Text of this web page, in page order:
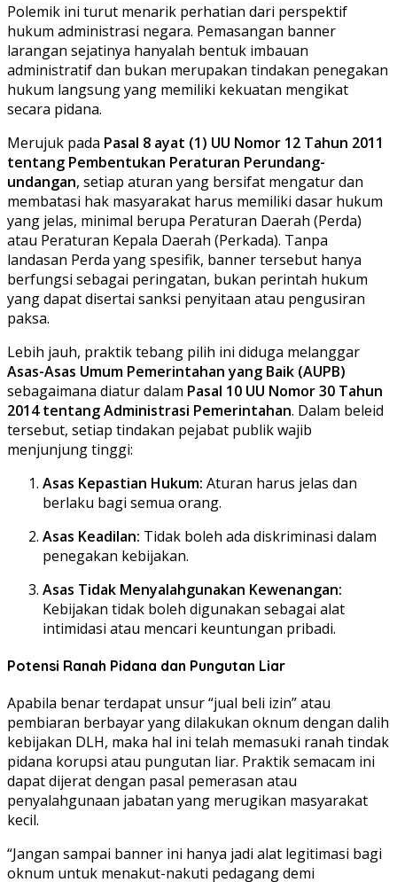
Polemik ini turut menarik perhatian dari perspektif
hukum administrasi negara. Pemasangan banner
larangan sejatinya hanyalah bentuk imbauan
administratif dan bukan merupakan tindakan penegakan
hukum langsung yang memiliki kekuatan mengikat
secara pidana.
Merujuk pada Pasal 8 ayat (1) UU Nomor 12 Tahun 2011
tentang Pembentukan Peraturan Perundang-
undangan, setiap aturan yang bersifat mengatur dan
membatasi hak masyarakat harus memiliki dasar hukum
yang jelas, minimal berupa Peraturan Daerah (Perda)
atau Peraturan Kepala Daerah (Perkada). Tanpa
landasan Perda yang spesifik, banner tersebut hanya
berfungsi sebagai peringatan, bukan perintah hukum
yang dapat disertai sanksi penyitaan atau pengusiran
paksa.
Lebih jauh, praktik tebang pilih ini diduga melanggar
Asas-Asas Umum Pemerintahan yang Baik (AUPB)
sebagaimana diatur dalam Pasal 10 UU Nomor 30 Tahun
2014 tentang Administrasi Pemerintahan. Dalam beleid
tersebut, setiap tindakan pejabat publik wajib
menjunjung tinggi:
Asas Kepastian Hukum: Aturan harus jelas dan
berlaku bagi semua orang.
Asas Keadilan: Tidak boleh ada diskriminasi dalam
penegakan kebijakan.
Asas Tidak Menyalahgunakan Kewenangan:
Kebijakan tidak boleh digunakan sebagai alat
intimidasi atau mencari keuntungan pribadi.
Potensi Ranah Pidana dan Pungutan Liar
Apabila benar terdapat unsur “jual beli izin” atau
pembiaran berbayar yang dilakukan oknum dengan dalih
kebijakan DLH, maka hal ini telah memasuki ranah tindak
pidana korupsi atau pungutan liar. Praktik semacam ini
dapat dijerat dengan pasal pemerasan atau
penyalahgunaan jabatan yang merugikan masyarakat
kecil.
“Jangan sampai banner ini hanya jadi alat legitimasi bagi
oknum untuk menakut-nakuti pedagang demi